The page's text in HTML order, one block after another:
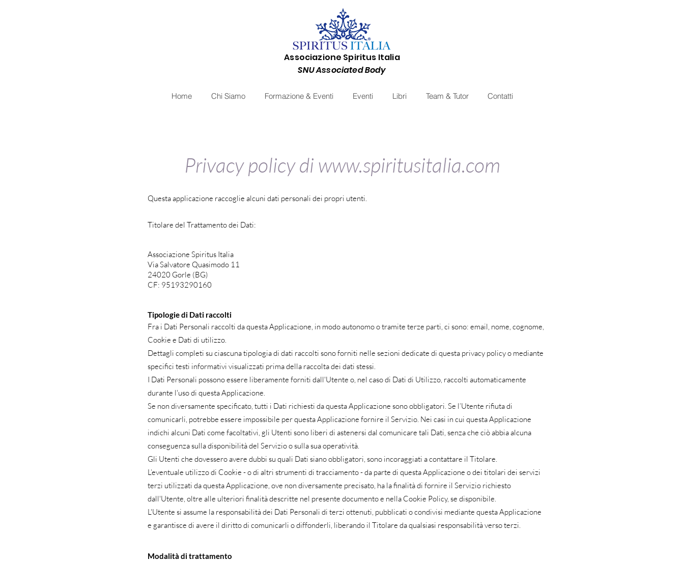
Associazione Spiritus Italia
SNU Associated Body
Home Chi Siamo Formazione & Eventi Eventi Libri Team & Tutor Contatti
Privacy policy di www.spiritusitalia.com
Questa applicazione raccoglie alcuni dati personali dei propri utenti.
Titolare del Trattamento dei Dati:
Associazione Spiritus Italia
Via Salvatore Quasimodo 11
24020 Gorle (BG)
CF: 95193290160
Tipologie di Dati raccolti
Fra i Dati Personali raccolti da questa Applicazione, in modo autonomo o tramite terze parti, ci sono: email, nome, cognome,
Cookie e Dati di utilizzo.
Dettagli completi su ciascuna tipologia di dati raccolti sono forniti nelle sezioni dedicate di questa privacy policy o mediante
specifici testi informativi visualizzati prima della raccolta dei dati stessi.
I Dati Personali possono essere liberamente forniti dall'Utente o, nel caso di Dati di Utilizzo, raccolti automaticamente
durante l'uso di questa Applicazione.
Se non diversamente specificato, tutti i Dati richiesti da questa Applicazione sono obbligatori. Se l’Utente rifiuta di
comunicarli, potrebbe essere impossibile per questa Applicazione fornire il Servizio. Nei casi in cui questa Applicazione
indichi alcuni Dati come facoltativi, gli Utenti sono liberi di astenersi dal comunicare tali Dati, senza che ciò abbia alcuna
conseguenza sulla disponibilità del Servizio o sulla sua operatività.
Gli Utenti che dovessero avere dubbi su quali Dati siano obbligatori, sono incoraggiati a contattare il Titolare.
L’eventuale utilizzo di Cookie - o di altri strumenti di tracciamento - da parte di questa Applicazione o dei titolari dei servizi
terzi utilizzati da questa Applicazione, ove non diversamente precisato, ha la finalità di fornire il Servizio richiesto
dall'Utente, oltre alle ulteriori finalità descritte nel presente documento e nella Cookie Policy, se disponibile.
L'Utente si assume la responsabilità dei Dati Personali di terzi ottenuti, pubblicati o condivisi mediante questa Applicazione
e garantisce di avere il diritto di comunicarli o diffonderli, liberando il Titolare da qualsiasi responsabilità verso terzi.
Modalità di trattamento